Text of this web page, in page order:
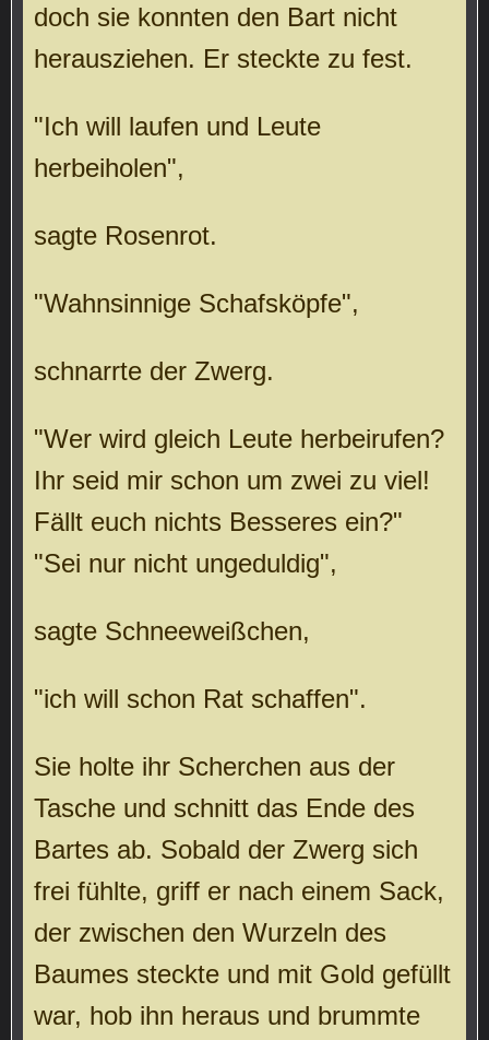
doch sie konnten den Bart nicht
herausziehen. Er steckte zu fest.
"Ich will laufen und Leute
herbeiholen",
sagte Rosenrot.
"Wahnsinnige Schafsköpfe",
schnarrte der Zwerg.
"Wer wird gleich Leute herbeirufen?
Ihr seid mir schon um zwei zu viel!
Fällt euch nichts Besseres ein?"
"Sei nur nicht ungeduldig",
sagte Schneeweißchen,
"ich will schon Rat schaffen".
Sie holte ihr Scherchen aus der
Tasche und schnitt das Ende des
Bartes ab. Sobald der Zwerg sich
frei fühlte, griff er nach einem Sack,
der zwischen den Wurzeln des
Baumes steckte und mit Gold gefüllt
war, hob ihn heraus und brummte